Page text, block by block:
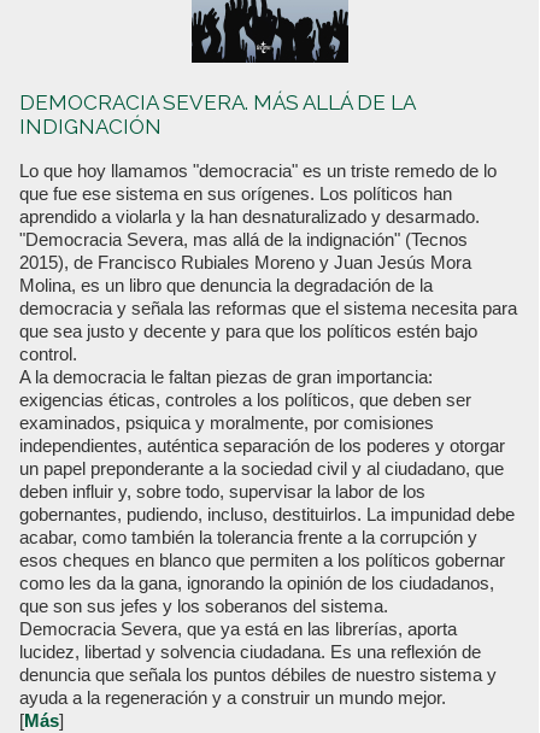
DEMOCRACIA SEVERA. MÁS ALLÁ DE LA
INDIGNACIÓN
Lo que hoy llamamos "democracia" es un triste remedo de lo
que fue ese sistema en sus orígenes. Los políticos han
aprendido a violarla y la han desnaturalizado y desarmado.
"Democracia Severa, mas allá de la indignación" (Tecnos
2015), de Francisco Rubiales Moreno y Juan Jesús Mora
Molina, es un libro que denuncia la degradación de la
democracia y señala las reformas que el sistema necesita para
que sea justo y decente y para que los políticos estén bajo
control.
A la democracia le faltan piezas de gran importancia:
exigencias éticas, controles a los políticos, que deben ser
examinados, psiquica y moralmente, por comisiones
independientes, auténtica separación de los poderes y otorgar
un papel preponderante a la sociedad civil y al ciudadano, que
deben influir y, sobre todo, supervisar la labor de los
gobernantes, pudiendo, incluso, destituirlos. La impunidad debe
acabar, como también la tolerancia frente a la corrupción y
esos cheques en blanco que permiten a los políticos gobernar
como les da la gana, ignorando la opinión de los ciudadanos,
que son sus jefes y los soberanos del sistema.
Democracia Severa, que ya está en las librerías, aporta
lucidez, libertad y solvencia ciudadana. Es una reflexión de
denuncia que señala los puntos débiles de nuestro sistema y
ayuda a la regeneración y a construir un mundo mejor.
[Más]